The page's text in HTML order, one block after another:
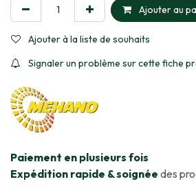
Ajouter au
Ajouter à la liste de souhaits
Signaler un problème sur cette fiche
​Paiement en plusieurs fois
Expédition rapide & soignée des